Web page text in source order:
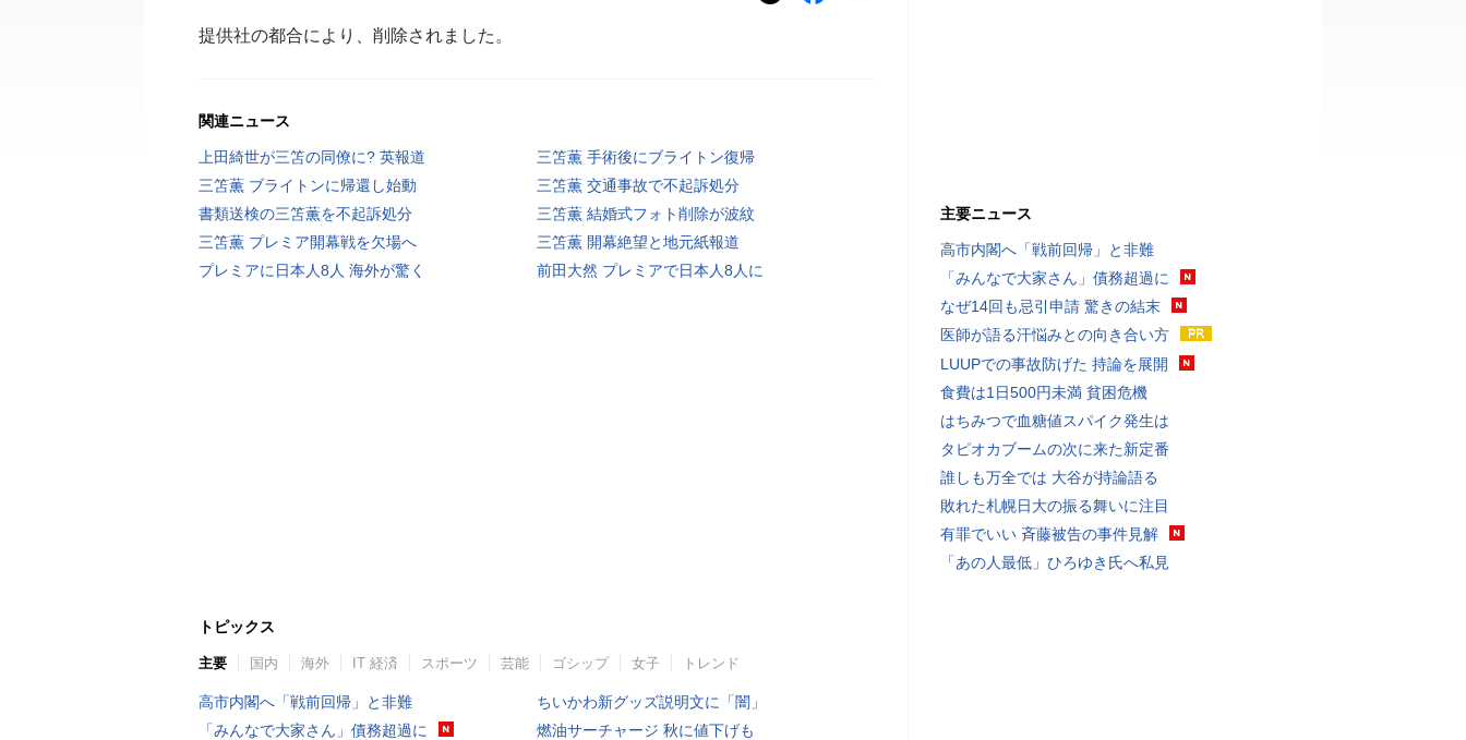
提供社の都合により、削除されました。
関連ニュース
上田綺世が三笘の同僚に? 英報道
三笘薫 手術後にブライトン復帰
三笘薫 ブライトンに帰還し始動
三笘薫 交通事故で不起訴処分
書類送検の三笘薫を不起訴処分
三笘薫 結婚式フォト削除が波紋
三笘薫 プレミア開幕戦を欠場へ
三笘薫 開幕絶望と地元紙報道
プレミアに日本人8人 海外が驚く
前田大然 プレミアで日本人8人に
トピックス
主要 国内 海外 IT 経済 スポーツ 芸能 ゴシップ 女子 トレンド
高市内閣へ「戦前回帰」と非難
「みんなで大家さん」債務超過に
ちいかわ新グッズ説明文に「闇」
燃油サーチャージ 秋に値下げも
主要ニュース
高市内閣へ「戦前回帰」と非難
「みんなで大家さん」債務超過に
なぜ14回も忌引申請 驚きの結末
医師が語る汗悩みとの向き合い方
LUUPでの事故防げた 持論を展開
食費は1日500円未満 貧困危機
はちみつで血糖値スパイク発生は
タピオカブームの次に来た新定番
誰しも万全では 大谷が持論語る
敗れた札幌日大の振る舞いに注目
有罪でいい 斉藤被告の事件見解
「あの人最低」ひろゆき氏へ私見